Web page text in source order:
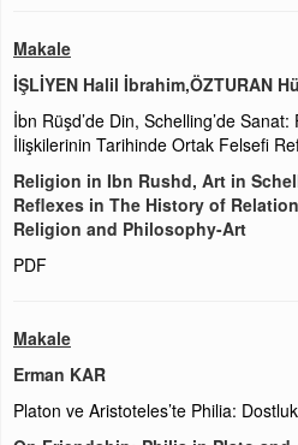
Makale
İŞLİYEN Halil İbrahim,ÖZTURAN
İbn Rüşd’de Din, Schelling’de
İlişkilerinin Tarihinde Ortak Felsefi
Religion in Ibn Rushd, Art in
Reflexes in The History of
Religion and Philosophy-Art
PDF
Makale
Erman KAR
Platon ve Aristoteles’te Philia: